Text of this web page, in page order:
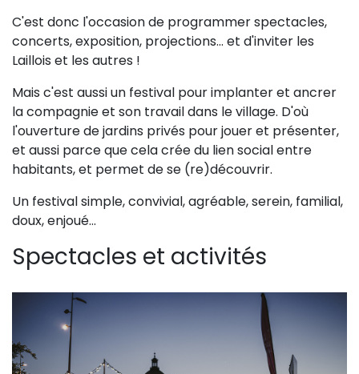
C'est donc l'occasion de programmer spectacles,
concerts, exposition, projections... et d'inviter les
Laillois et les autres !
Mais c'est aussi un festival pour implanter et ancrer
la compagnie et son travail dans le village. D'où
l'ouverture de jardins privés pour jouer et présenter,
et aussi parce que cela crée du lien social entre
habitants, et permet de se (re)découvrir.
Un festival simple, convivial, agréable, serein, familial,
doux, enjoué...
Spectacles et activités